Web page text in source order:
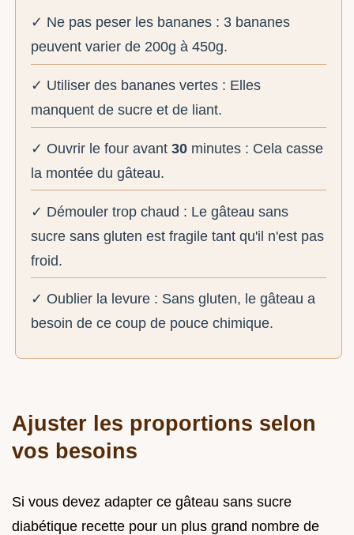
✓ Ne pas peser les bananes : 3 bananes
peuvent varier de 200g à 450g.
✓ Utiliser des bananes vertes : Elles
manquent de sucre et de liant.
✓ Ouvrir le four avant30 minutes : Cela casse
la montée du gâteau.
✓ Démouler trop chaud : Le gâteau sans
sucre sans gluten est fragile tant qu'il n'est pas
froid.
✓ Oublier la levure : Sans gluten, le gâteau a
besoin de ce coup de pouce chimique.
Ajuster les proportions selon
vos besoins
Si vous devez adapter ce gâteau sans sucre
diabétique recette pour un plus grand nombre de